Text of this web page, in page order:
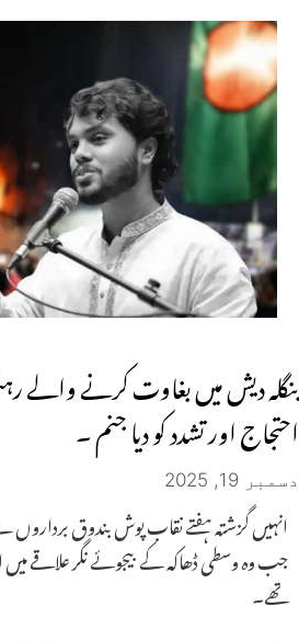
بنگلہ دیش میں بغاوت کرنے والے
احتجاج اور تشدد کو دیا جنم ۔
دسمبر 19, 2025
انہیں گزشتہ ہفتے نقاب پوش بندوق برداروں
جب وہ وسطی ڈھاکہ کے بیجوئے نگر علاقے میں
تھے۔